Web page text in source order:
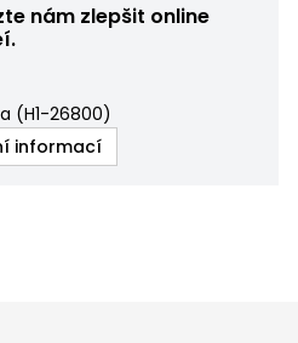
nám zlepšit online
(H1-26800)
informací